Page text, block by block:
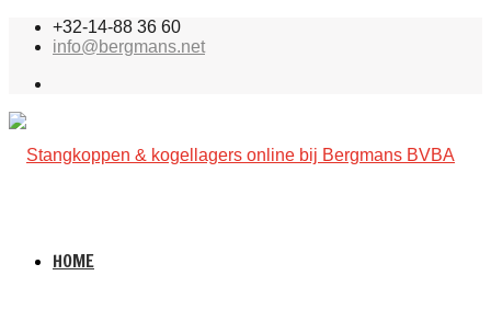
+32-14-88 36 60
info@bergmans.net
HOME